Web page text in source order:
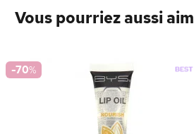
Vous pourriez aussi
-70%